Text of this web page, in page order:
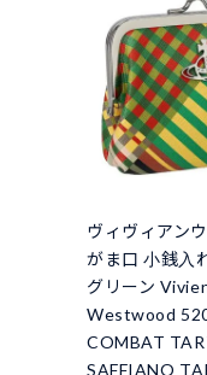
ヴィヴィアン
がま口 小銭入
グリーン
Westwood
COMBAT
SAFFIANO